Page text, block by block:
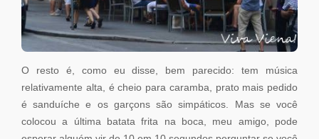
O resto é, como eu disse, bem parecido: tem música
relativamente alta, é cheio para caramba, prato mais pedido
é sanduíche e os garçons são simpáticos. Mas se você
colocou a última batata frita na boca, meu amigo, pode